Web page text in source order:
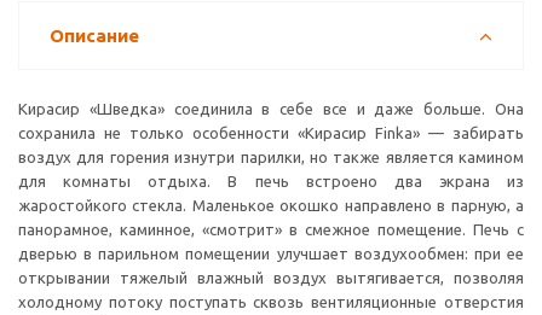
Описание
Кирасир «Шведка» соединила в себе все и даже больше. Она
сохранила не только особенности «Кирасир Finkа» — забирать
воздух для горения изнутри парилки, но также является камином
для комнаты отдыха. В печь встроено два экрана из
жаростойкого стекла. Маленькое окошко направлено в парную, а
панорамное, каминное, «смотрит» в смежное помещение. Печь с
дверью в парильном помещении улучшает воздухообмен: при ее
открывании тяжелый влажный воздух вытягивается, позволяя
холодному потоку поступать сквозь вентиляционные отверстия